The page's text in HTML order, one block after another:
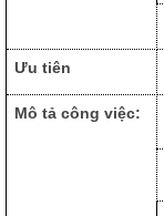
Ưu tiên
Mô tả công việc: